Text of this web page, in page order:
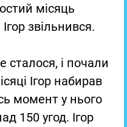
місяць
звільнився.
сталося, і почали
Ігор набирав
момент у нього
150 угод. Ігор